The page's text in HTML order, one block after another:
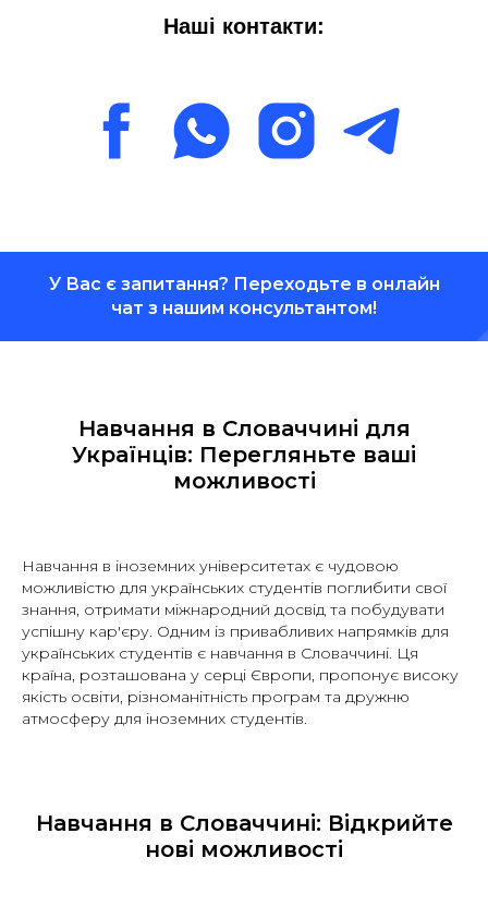
Наші контакти:
У Вас є запитання? Переходьте в онлайн
чат з нашим консультантом!
Навчання в Словаччині для
Українців: Перегляньте ваші
можливості
Навчання в іноземних університетах є чудовою
можливістю для українських студентів поглибити свої
знання, отримати міжнародний досвід та побудувати
успішну кар'єру. Одним із привабливих напрямків для
українських студентів є навчання в Словаччині. Ця
країна, розташована у серці Європи, пропонує високу
якість освіти, різноманітність програм та дружню
атмосферу для іноземних студентів.
Навчання в Словаччині: Відкрийте
нові можливості